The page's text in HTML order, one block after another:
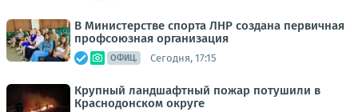
В Министерстве спорта ЛНР создана первичная
профсоюзная организация
ОФИЦ. Сегодня, 17:15
Крупный ландшафтный пожар потушили в
Краснодонском округе